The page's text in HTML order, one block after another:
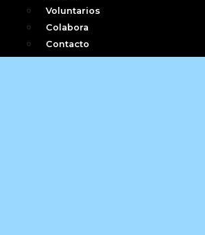
Voluntarios
Colabora
Contacto